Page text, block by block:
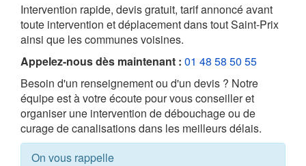
Intervention rapide, devis gratuit, tarif annoncé avant
toute intervention et déplacement dans tout Saint-Prix
ainsi que les communes voisines.
Appelez-nous dès maintenant : 01 48 58 50 55
Besoin d'un renseignement ou d'un devis ? Notre
équipe est à votre écoute pour vous conseiller et
organiser une intervention de débouchage ou de
curage de canalisations dans les meilleurs délais.
On vous rappelle